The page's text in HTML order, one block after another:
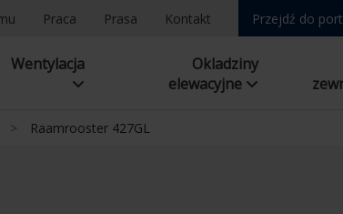
Praca Prasa Kontakt Przejdź do
Wentylacja
Okladziny
elewacyjne
> Raamrooster 427GL